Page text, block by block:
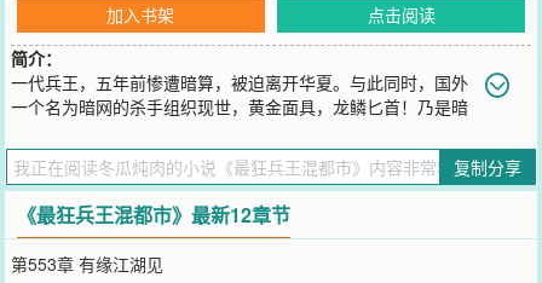
加入书架
点击阅读
简介：
一代兵王，五年前惨遭暗算，被迫离开华夏。与此同时，国外
一个名为暗网的杀手组织现世，黄金面具，龙鳞匕首！乃是暗
仇，称霸世界，吊打百国！
您要是觉得《最狂兵王混都市》还不错的话请不要忘记向您QQ群和微
博微信里的朋友推荐哦！
复制分享
《最狂兵王混都市》最新12章节
第553章 有缘江湖见